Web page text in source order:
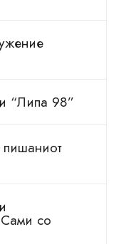
“Липа 98”
пишаниот
со